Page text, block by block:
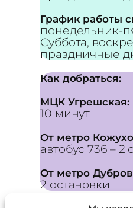
График работы
понедельник-
Суббота,
праздничные
Как добраться:
МЦК Угрешская:
10 минут
От метро
автобус 736 – 2
От метро
2 остановки